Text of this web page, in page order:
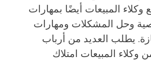
وكلاء المبيعات أيضًا بمهارات
وحل المشكلات ومهارات
يطلب العديد من أرباب
وكلاء المبيعات امتلاك